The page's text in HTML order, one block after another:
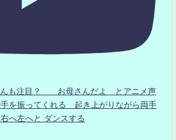
んも注目？ お母さんだよ とアニメ声
を振ってくれる 起き上がりながら両手
へ左へと ダンスする